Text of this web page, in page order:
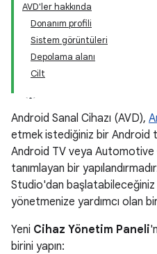
AVD'ler hakkında
Donanım profili
Sistem görüntüleri
Depolama alanı
Cilt
Android Sanal Cihazı (AVD),
etmek istediğiniz bir Android
Android TV veya Automotive
tanımlayan bir
Studio'dan
yönetmenize yardımcı olan
Yeni Cihaz Yönetim Paneli
birini yapın: